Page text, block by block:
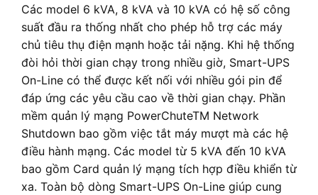
Các model 6 kVA, 8 kVA và 10 kVA có hệ số công
suất đầu ra thống nhất cho phép hỗ trợ các máy
chủ tiêu thụ điện mạnh hoặc tải nặng. Khi hệ thống
đòi hỏi thời gian chạy trong nhiều giờ, Smart-UPS
On-Line có thể được kết nối với nhiều gói pin để
đáp ứng các yêu cầu cao về thời gian chạy. Phần
mềm quản lý mạng PowerChuteTM Network
Shutdown bao gồm việc tắt máy mượt mà các hệ
điều hành mạng. Các model từ 5 kVA đến 10 kVA
bao gồm Card quản lý mạng tích hợp điều khiển từ
xa. Toàn bộ dòng Smart-UPS On-Line giúp cung